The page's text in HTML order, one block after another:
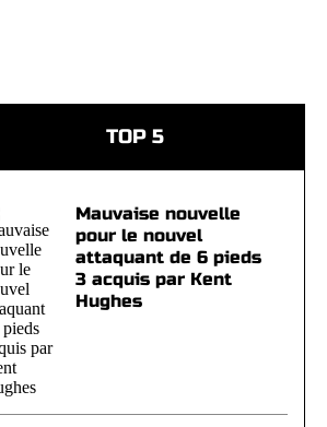
TOP 5
Mauvaise nouvelle
pour le nouvel
attaquant de 6 pieds
3 acquis par Kent
Hughes